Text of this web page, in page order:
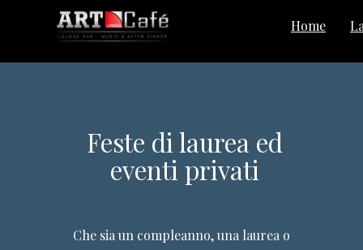
Home
Feste di laurea ed
eventi privati
Che sia un compleanno, una laurea o